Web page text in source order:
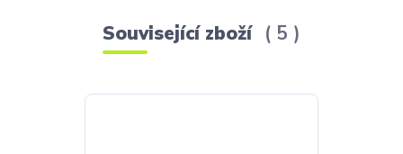
Související zboží 5